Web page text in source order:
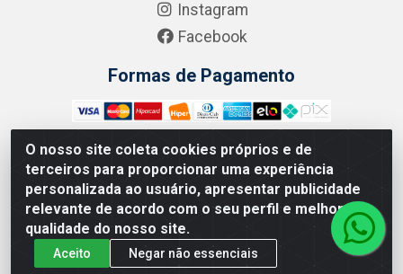
O nosso site coleta cookies próprios e de
terceiros para proporcionar uma experiência
personalizada ao usuário, apresentar publicidade
relevante de acordo com o seu perfil e melhorar a
qualidade do nosso site.
Aceito Negar não essenciais
Instagram
Facebook
Formas de Pagamento
Zero Grau - Rua Jean Emile Favre, 746 - Ipsep,
Recife/PE - CEP 51.190-450 - CNPJ 09.132.989/0001-61